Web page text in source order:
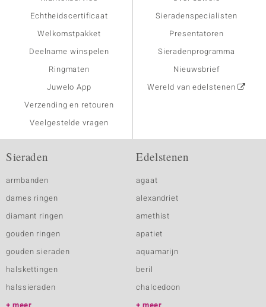
Echtheidscertificaat
Welkomstpakket
Deelname winspelen
Ringmaten
Juwelo App
Verzending en retouren
Veelgestelde vragen
Sieradenspecialisten
Presentatoren
Sieradenprogramma
Nieuwsbrief
Wereld van edelstenen
Sieraden
armbanden
dames ringen
diamant ringen
gouden ringen
gouden sieraden
halskettingen
halssieraden
Edelstenen
agaat
alexandriet
amethist
apatiet
aquamarijn
beril
chalcedoon